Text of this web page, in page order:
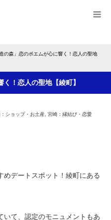
造の森」恋のポエムが心に響く！恋人の聖地
く！恋人の聖地【綾町】
ショップ・お土産 宮崎：縁結び・恋愛
デートスポット！綾町にある
いて、認定のモニュメントもあ